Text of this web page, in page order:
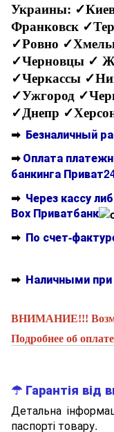
Украины:
Франковск
✓Ровно
✓Черновцы ✓
✓Черкассы
✓Ужгород
✓Днепр
➡ Безналичный
➡Оплата
банкинга
➡ Через кассу
Вох Приватбанк
➡ По счет-
➡ Наличными при
ВНИМАНИЕ!!!
Подробнее об оплате
☂ Гарантія від
Детальна
паспорті товару.